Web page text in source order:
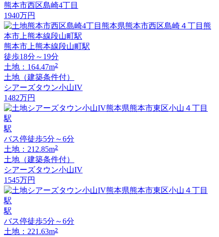
熊本市西区島崎4丁目
1940万円
熊本市上熊本線段山町駅
徒歩18分～19分
土地：164.47m2
土地（建築条件付）
シアーズタウン小山IV
1482万円
駅
バス停徒歩5分～6分
土地：212.85m2
土地（建築条件付）
シアーズタウン小山IV
1545万円
駅
バス停徒歩5分～6分
土地：221.63m2